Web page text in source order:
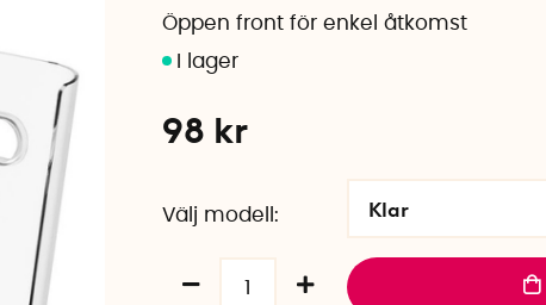
Öppen front för enkel åtkomst
98 kr
Välj modell Klar